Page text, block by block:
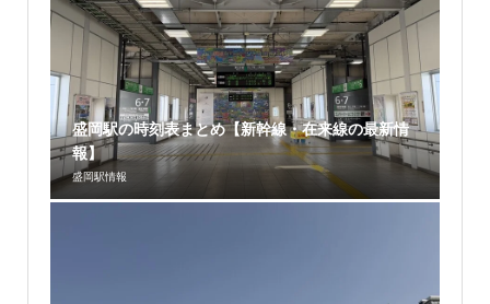
盛岡駅の時刻表まとめ【新幹線・在来線の最新情
報】
盛岡駅情報